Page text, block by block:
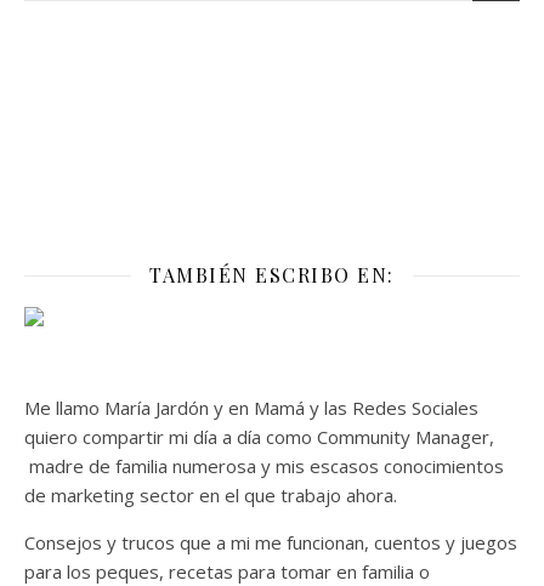
TAMBIÉN ESCRIBO EN:
Me llamo María Jardón y en Mamá y las Redes Sociales
quiero compartir mi día a día como Community Manager,
madre de familia numerosa y mis escasos conocimientos
de marketing sector en el que trabajo ahora.
Consejos y trucos que a mi me funcionan, cuentos y juegos
para los peques, recetas para tomar en familia o